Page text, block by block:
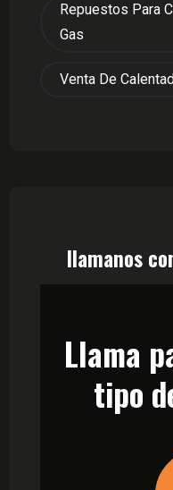
Repuestos Para
Gas
Venta De
llamanos
Llama
tipo